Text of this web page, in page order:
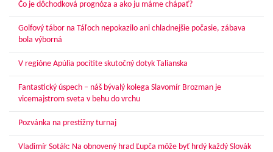
Čo je dôchodková prognóza a ako ju máme chápať?
Golfový tábor na Táľoch nepokazilo ani chladnejšie počasie, zábava
bola výborná
V regióne Apúlia pocítite skutočný dotyk Talianska
Fantastický úspech – náš bývalý kolega Slavomír Brozman je
vicemajstrom sveta v behu do vrchu
Pozvánka na prestížny turnaj
Vladimír Soták: Na obnovený hrad Ľupča môže byť hrdý každý Slovák